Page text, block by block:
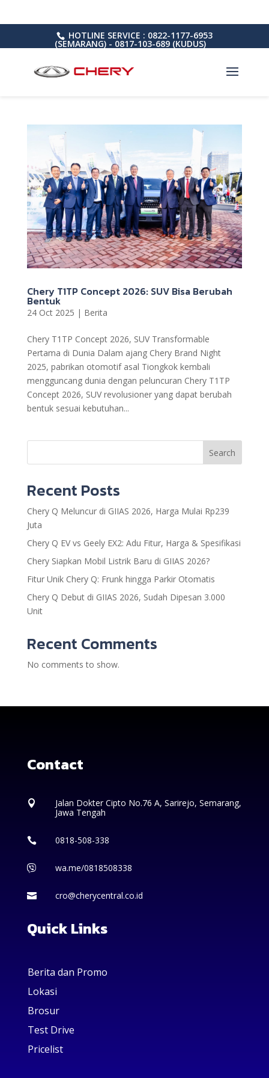
HOTLINE SERVICE : 0822-1177-6953
(SEMARANG) - 0817-103-689 (KUDUS)
Chery T1TP Concept 2026: SUV Bisa Berubah
Bentuk
24 Oct 2025 | Berita
Chery T1TP Concept 2026, SUV Transformable
Pertama di Dunia Dalam ajang Chery Brand Night
2025, pabrikan otomotif asal Tiongkok kembali
mengguncang dunia dengan peluncuran Chery T1TP
Concept 2026, SUV revolusioner yang dapat berubah
bentuk sesuai kebutuhan...
Search
Recent Posts
Chery Q Meluncur di GIIAS 2026, Harga Mulai Rp239
Juta
Chery Q EV vs Geely EX2: Adu Fitur, Harga & Spesifikasi
Chery Siapkan Mobil Listrik Baru di GIIAS 2026?
Fitur Unik Chery Q: Frunk hingga Parkir Otomatis
Chery Q Debut di GIIAS 2026, Sudah Dipesan 3.000
Unit
Recent Comments
No comments to show.
Contact

Jalan Dokter Cipto No.76 A, Sarirejo, Semarang,
Jawa Tengah
 0818-508-338
 wa.me/0818508338
 cro@cherycentral.co.id
Quick Links
Berita dan Promo
Lokasi
Brosur
Test Drive
Pricelist